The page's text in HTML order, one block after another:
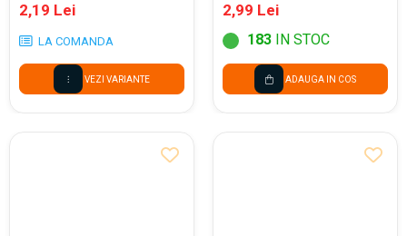
2,19 Lei
LA COMANDA
VEZI VARIANTE
2,99 Lei
183 IN STOC
ADAUGA IN COS